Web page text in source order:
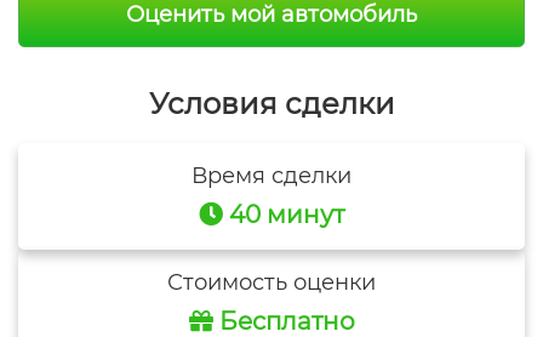
Оценить мой автомобиль
Условия сделки
Время сделки
40 минут
Стоимость оценки
Бесплатно